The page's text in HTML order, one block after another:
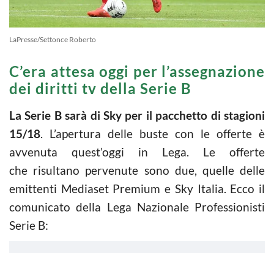
LaPresse/Settonce Roberto
C’era attesa oggi per l’assegnazione
dei diritti tv della Serie B
La Serie B sarà di Sky per il pacchetto di stagioni
15/18. L’apertura delle buste con le offerte è
avvenuta quest’oggi in Lega. Le offerte
che risultano pervenute sono due, quelle delle
emittenti Mediaset Premium e Sky Italia. Ecco il
comunicato della Lega Nazionale Professionisti
Serie B: